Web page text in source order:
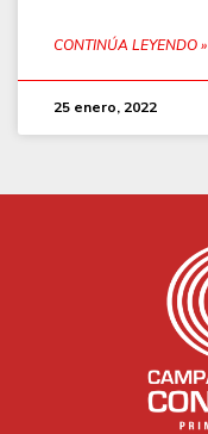
CONTINÚA LEYENDO »
25 enero, 2022